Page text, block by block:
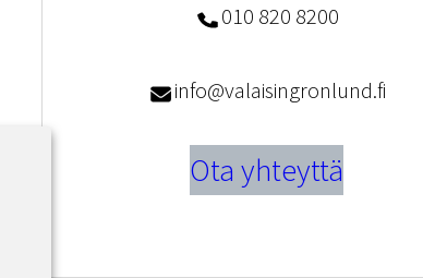
010 820 8200
info@valaisingronlund.fi
Ota yhteyttä